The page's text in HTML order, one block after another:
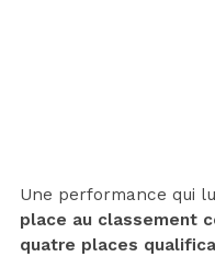
Une performance qui
place au classement
quatre places